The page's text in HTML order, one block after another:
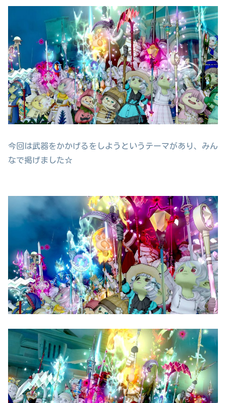
今回は武器をかかげるをしようというテーマがあり、みん
なで掲げました☆